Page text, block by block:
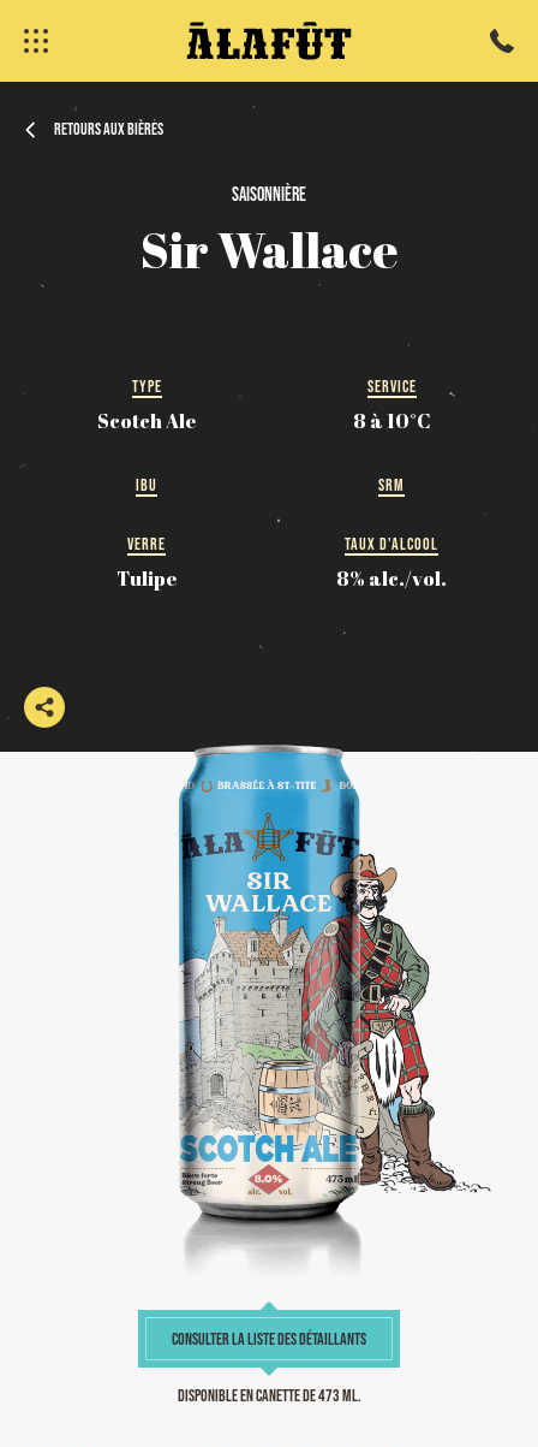
Retours aux bières
Saisonnière
SirWallace
TYPE
Scotch Ale
SERVICE
8 à 10°C
IBU SRM
VERRE
Tulipe
TAUX D'ALCOOL
8% alc./vol.
CONSULTER LA LISTE DES DÉTAILLANTS
Disponible en canette de 473 ml.